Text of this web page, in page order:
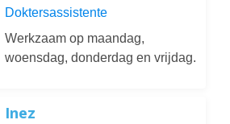
Doktersassistente
Werkzaam op maandag,
woensdag, donderdag en vrijdag.
Inez